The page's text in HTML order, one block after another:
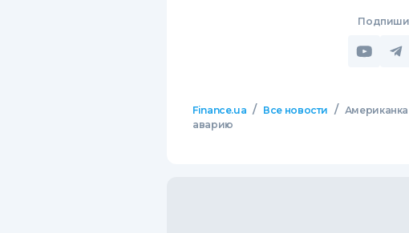
Finance.ua / Все новости /
аварию